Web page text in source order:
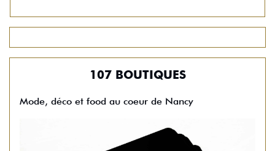
107 BOUTIQUES
Mode, déco et food au coeur de Nancy